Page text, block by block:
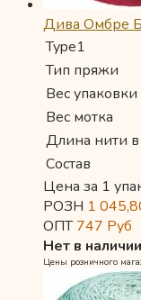
Дива Омбре
Type1
Тип пряжи
Вес упаковки
Вес мотка
Длина нити в
Состав
Цена за 1
РОЗН 1
ОПТ747 Руб
Нет в наличии
Цены розничного